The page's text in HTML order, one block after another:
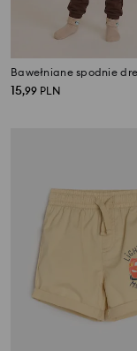
15,99 PLN